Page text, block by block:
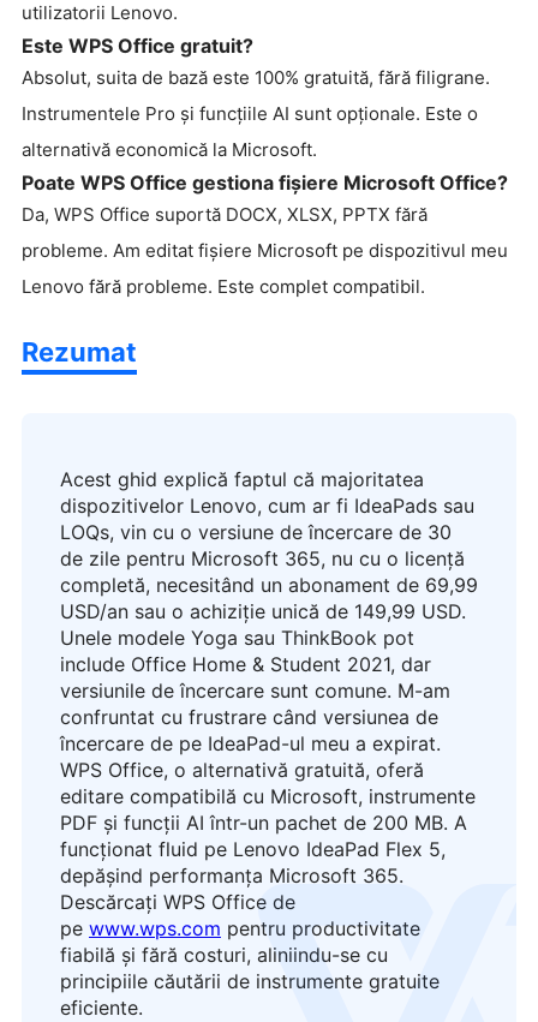
utilizatorii Lenovo.
Este WPS Office gratuit?
Absolut, suita de bază este 100% gratuită, fără filigrane.
Instrumentele Pro și funcțiile AI sunt opționale. Este o
alternativă economică la Microsoft.
Poate WPS Office gestiona fișiere Microsoft Office?
Da, WPS Office suportă DOCX, XLSX, PPTX fără
probleme. Am editat fișiere Microsoft pe dispozitivul meu
Lenovo fără probleme. Este complet compatibil.
Rezumat
Acest ghid explică faptul că majoritatea
dispozitivelor Lenovo, cum ar fi IdeaPads sau
LOQs, vin cu o versiune de încercare de 30
de zile pentru Microsoft 365, nu cu o licență
completă, necesitând un abonament de 69,99
USD/an sau o achiziție unică de 149,99 USD.
Unele modele Yoga sau ThinkBook pot
include Office Home & Student 2021, dar
versiunile de încercare sunt comune. M-am
confruntat cu frustrare când versiunea de
încercare de pe IdeaPad-ul meu a expirat.
WPS Office, o alternativă gratuită, oferă
editare compatibilă cu Microsoft, instrumente
PDF și funcții AI într-un pachet de 200 MB. A
funcționat fluid pe Lenovo IdeaPad Flex 5,
depășind performanța Microsoft 365.
Descărcați WPS Office de
pe www.wps.com pentru productivitate
fiabilă și fără costuri, aliniindu-se cu
principiile căutării de instrumente gratuite
eficiente.
logo